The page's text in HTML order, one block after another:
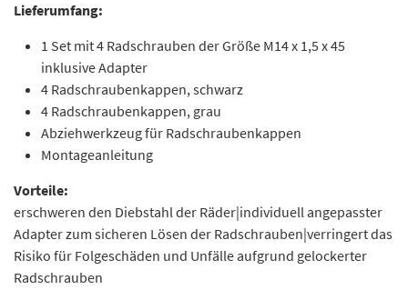
Lieferumfang:
1 Set mit 4 Radschrauben der Größe M14 x 1,5 x 45
inklusive Adapter
4 Radschraubenkappen, schwarz
4 Radschraubenkappen, grau
Abziehwerkzeug für Radschraubenkappen
Montageanleitung
Vorteile:
erschweren den Diebstahl der Räder|individuell angepasster
Adapter zum sicheren Lösen der Radschrauben|verringert das
Risiko für Folgeschäden und Unfälle aufgrund gelockerter
Radschrauben